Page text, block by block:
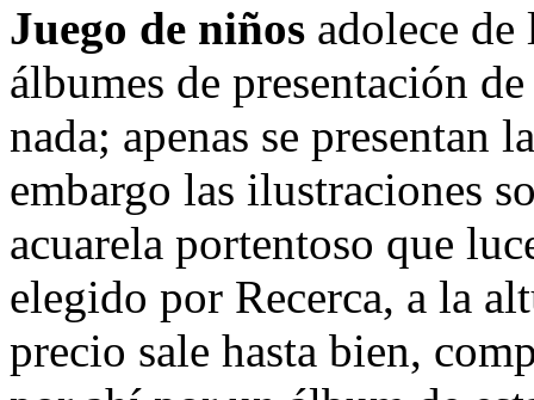
Juego de niños adolece
álbumes de presentación
nada; apenas se presentan
embargo las ilustraciones
acuarela portentoso que
elegido por Recerca, a la
precio sale hasta bien,